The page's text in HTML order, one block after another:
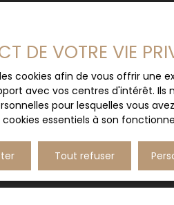
DE VOTRE VIE
cookies afin de vous offrir une
avec vos centres d'intérêt. Ils
pour lesquelles vous
essentiels à son
Tout refuser